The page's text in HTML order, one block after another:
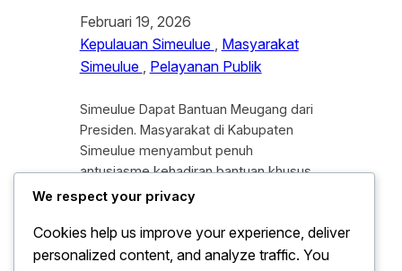
Februari 19, 2026
Kepulauan Simeulue , Masyarakat
Simeulue , Pelayanan Publik
Simeulue Dapat Bantuan Meugang dari
Presiden. Masyarakat di Kabupaten
Simeulue menyambut penuh
antusiasme kehadiran bantuan khusus
dari Presiden Republik Indonesia dalam
tahun 2026. Bantuan ini merupakan
bentuk perhatian nyata pemerintah
We respect your privacy
Cookies help us improve your experience, deliver
personalized content, and analyze traffic. You